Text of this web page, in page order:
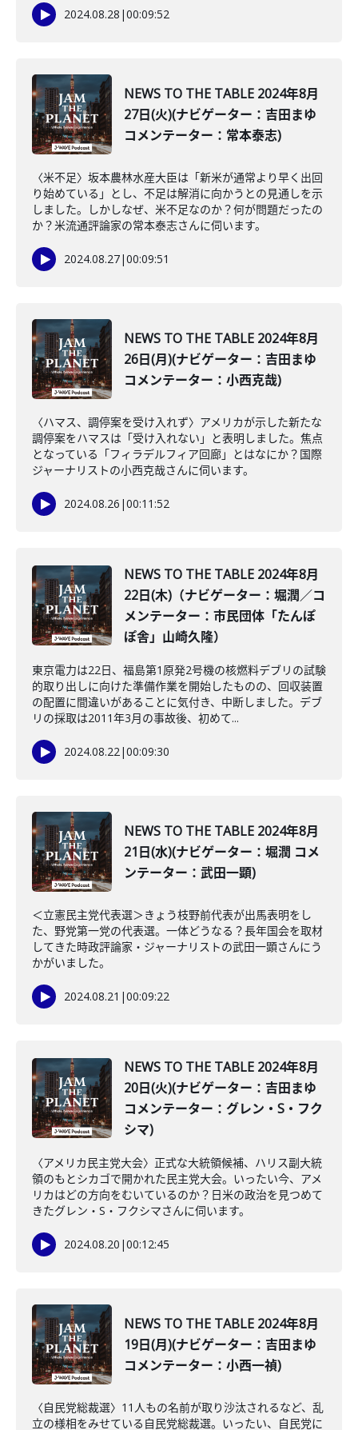
2024.08.28 |00:09:52
NEWS TO THE TABLE 2024年8月
27日(火)(ナビゲーター：吉田まゆ
コメンテーター：常本泰志)
〈米不足〉坂本農林水産大臣は「新米が通常より早く出回
り始めている」とし、不足は解消に向かうとの見通しを示
しました。しかしなぜ、米不足なのか？何が問題だったの
か？米流通評論家の常本泰志さんに伺います。
2024.08.27|00:09:51
NEWS TO THE TABLE 2024年8月
26日(月)(ナビゲーター：吉田まゆ
コメンテーター：小西克哉)
〈ハマス、調停案を受け入れず〉アメリカが示した新たな
調停案をハマスは「受け入れない」と表明しました。焦点
となっている「フィラデルフィア回廊」とはなにか？国際
ジャーナリストの小西克哉さんに伺います。
2024.08.26 |00:11:52
NEWS TO THE TABLE 2024年8月
22日(木)（ナビゲーター：堀潤／コ
メンテーター：市民団体「たんぽ
ぽ舎」山崎久隆）
東京電力は22日、福島第1原発2号機の核燃料デブリの試験
的取り出しに向けた準備作業を開始したものの、回収装置
の配置に間違いがあることに気付き、中断しました。デブ
リの採取は2011年3月の事故後、初めて...
2024.08.22|00:09:30
NEWS TO THE TABLE 2024年8月
21日(水)(ナビゲーター：堀潤 コメ
ンテーター：武田一顕)
＜立憲民主党代表選＞きょう枝野前代表が出馬表明をし
た、野党第一党の代表選。一体どうなる？長年国会を取材
してきた時政評論家・ジャーナリストの武田一顕さんにう
かがいました。
2024.08.21 |00:09:22
NEWS TO THE TABLE 2024年8月
20日(火)(ナビゲーター：吉田まゆ
コメンテーター：グレン・S・フク
シマ)
〈アメリカ民主党大会〉正式な大統領候補、ハリス副大統
領のもとシカゴで開かれた民主党大会。いったい今、アメ
リカはどの方向をむいているのか？日米の政治を見つめて
きたグレン・S・フクシマさんに伺います。
2024.08.20 |00:12:45
NEWS TO THE TABLE 2024年8月
19日(月)(ナビゲーター：吉田まゆ
コメンテーター：小西一禎)
〈自民党総裁選〉11人もの名前が取り沙汰されるなど、乱
立の様相をみせている自民党総裁選。いったい、自民党に